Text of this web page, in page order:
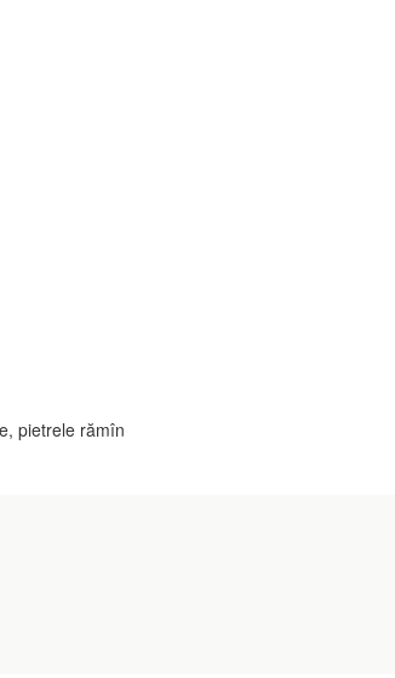
pietrele rămîn